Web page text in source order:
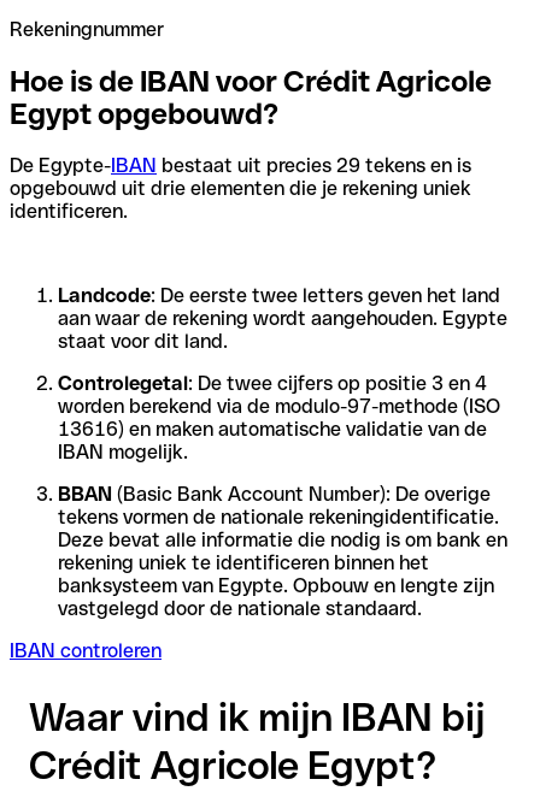
Rekeningnummer
Hoe is de IBAN voor Crédit Agricole
Egypt opgebouwd?
De Egypte-IBAN bestaat uit precies 29 tekens en is
opgebouwd uit drie elementen die je rekening uniek
identificeren.
Landcode: De eerste twee letters geven het land
aan waar de rekening wordt aangehouden. Egypte
staat voor dit land.
Controlegetal: De twee cijfers op positie 3 en 4
worden berekend via de modulo-97-methode (ISO
13616) en maken automatische validatie van de
IBAN mogelijk.
BBAN (Basic Bank Account Number): De overige
tekens vormen de nationale rekeningidentificatie.
Deze bevat alle informatie die nodig is om bank en
rekening uniek te identificeren binnen het
banksysteem van Egypte. Opbouw en lengte zijn
vastgelegd door de nationale standaard.
IBAN controleren
Waar vind ik mijn IBAN bij
Crédit Agricole Egypt?